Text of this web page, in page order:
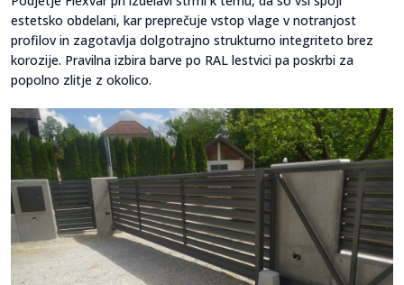
estetsko obdelani, kar preprečuje vstop vlage v notranjost
profilov in zagotavlja dolgotrajno strukturno integriteto brez
korozije. Pravilna izbira barve po RAL lestvici pa poskrbi za
popolno zlitje z okolico.